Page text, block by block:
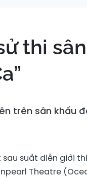
thi
trên sân khấu
suất diễn giới
Theatre